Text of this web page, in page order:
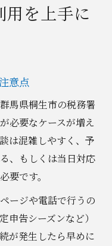
を上手に
意点
馬県桐生市の税務署
必要なケースが増え
は混雑しやすく、予
、もしくは当日対応
要です。
ージや電話で行うの
申告シーズンなど）
が発生したら早めに